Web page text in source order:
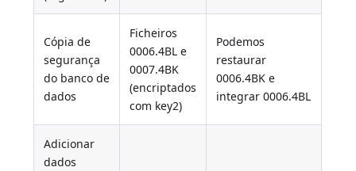
Cópia de
segurança
do banco de
dados
Ficheiros
0006.4BL e
0007.4BK
(encriptados
com key2)
Podemos
restaurar
0006.4BK e
integrar 0006.4BL
Adicionar
dados